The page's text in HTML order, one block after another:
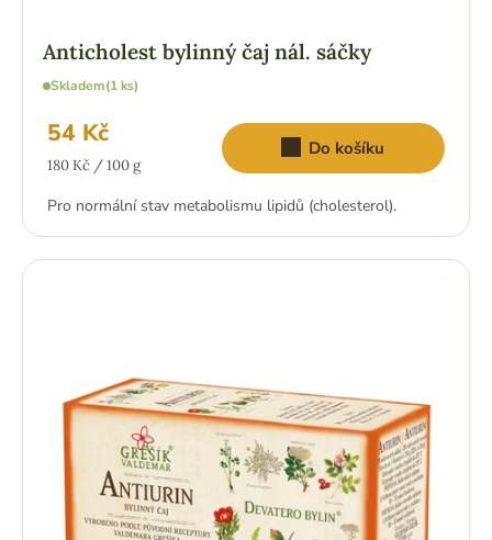
Anticholest bylinný čaj nál. sáčky
Skladem(1 ks)
54 Kč
Měrná
180 Kč / 100 g
Do košíku
Pro normální stav metabolismu lipidů (cholesterol).